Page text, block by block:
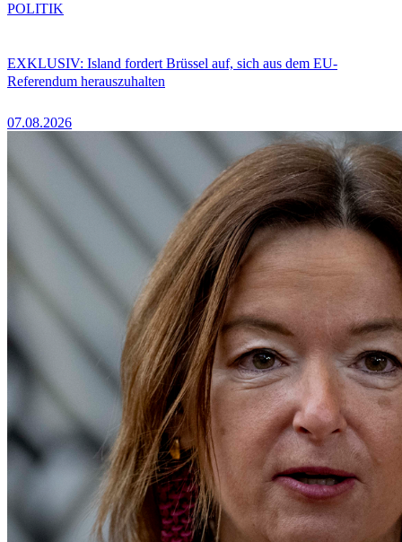
EXKLUSIV: Island fordert Brüssel auf, sich aus dem EU-
Referendum herauszuhalten
07.08.2026
POLITIK